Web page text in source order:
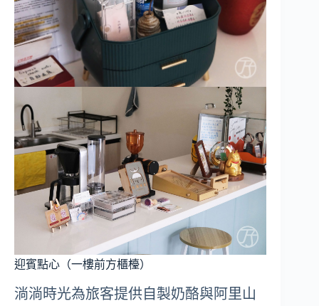
迎賓點心（一樓前方櫃檯）
淌淌時光為旅客提供自製奶酪與阿里山